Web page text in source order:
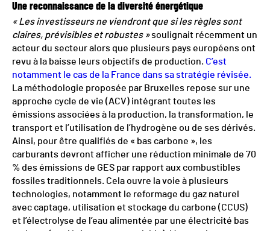
Une reconnaissance de la diversité énergétique
« Les investisseurs ne viendront que si les règles sont
claires, prévisibles et robustes »soulignait récemment un
acteur du secteur alors que plusieurs pays européens ont
revu à la baisse leurs objectifs de production. C’est
notamment le cas de la France dans sa stratégie révisée.
La méthodologie proposée par Bruxelles repose sur une
approche cycle de vie (ACV) intégrant toutes les
émissions associées à la production, la transformation, le
transport et l’utilisation de l’hydrogène ou de ses dérivés.
Ainsi, pour être qualifiés de « bas carbone », les
carburants devront afficher une réduction minimale de 70
% des émissions de GES par rapport aux combustibles
fossiles traditionnels. Cela ouvre la voie à plusieurs
technologies, notamment le reformage du gaz naturel
avec captage, utilisation et stockage du carbone (CCUS)
et l’électrolyse de l’eau alimentée par une électricité bas